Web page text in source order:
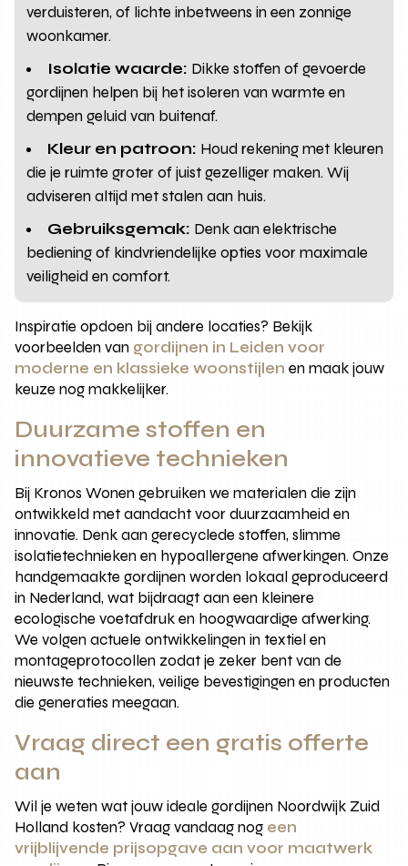
verduisteren, of lichte inbetweens in een zonnige
woonkamer.
Isolatie waarde: Dikke stoffen of gevoerde
gordijnen helpen bij het isoleren van warmte en
dempen geluid van buitenaf.
Kleur en patroon: Houd rekening met kleuren
die je ruimte groter of juist gezelliger maken. Wij
adviseren altijd met stalen aan huis.
Gebruiksgemak: Denk aan elektrische
bediening of kindvriendelijke opties voor maximale
veiligheid en comfort.
Inspiratie opdoen bij andere locaties? Bekijk
voorbeelden van gordijnen in Leiden voor
moderne en klassieke woonstijlen en maak jouw
keuze nog makkelijker.
Duurzame stoffen en
innovatieve technieken
Bij Kronos Wonen gebruiken we materialen die zijn
ontwikkeld met aandacht voor duurzaamheid en
innovatie. Denk aan gerecyclede stoffen, slimme
isolatietechnieken en hypoallergene afwerkingen. Onze
handgemaakte gordijnen worden lokaal geproduceerd
in Nederland, wat bijdraagt aan een kleinere
ecologische voetafdruk en hoogwaardige afwerking.
We volgen actuele ontwikkelingen in textiel en
montageprotocollen zodat je zeker bent van de
nieuwste technieken, veilige bevestigingen en producten
die generaties meegaan.
Vraag direct een gratis offerte
aan
Wil je weten wat jouw ideale gordijnen Noordwijk Zuid
Holland kosten? Vraag vandaag nog een
vrijblijvende prijsopgave aan voor maatwerk